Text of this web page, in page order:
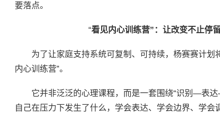
要落点。
“看见内心训练营”：让改变不止停
为了让家庭支持系统可复制、可持续，杨赛赛计
内心训练营”。
它并非泛泛的心理课程，而是一套围绕“识别—表
自己在压力下发生了什么，学会表达、学会边界、学